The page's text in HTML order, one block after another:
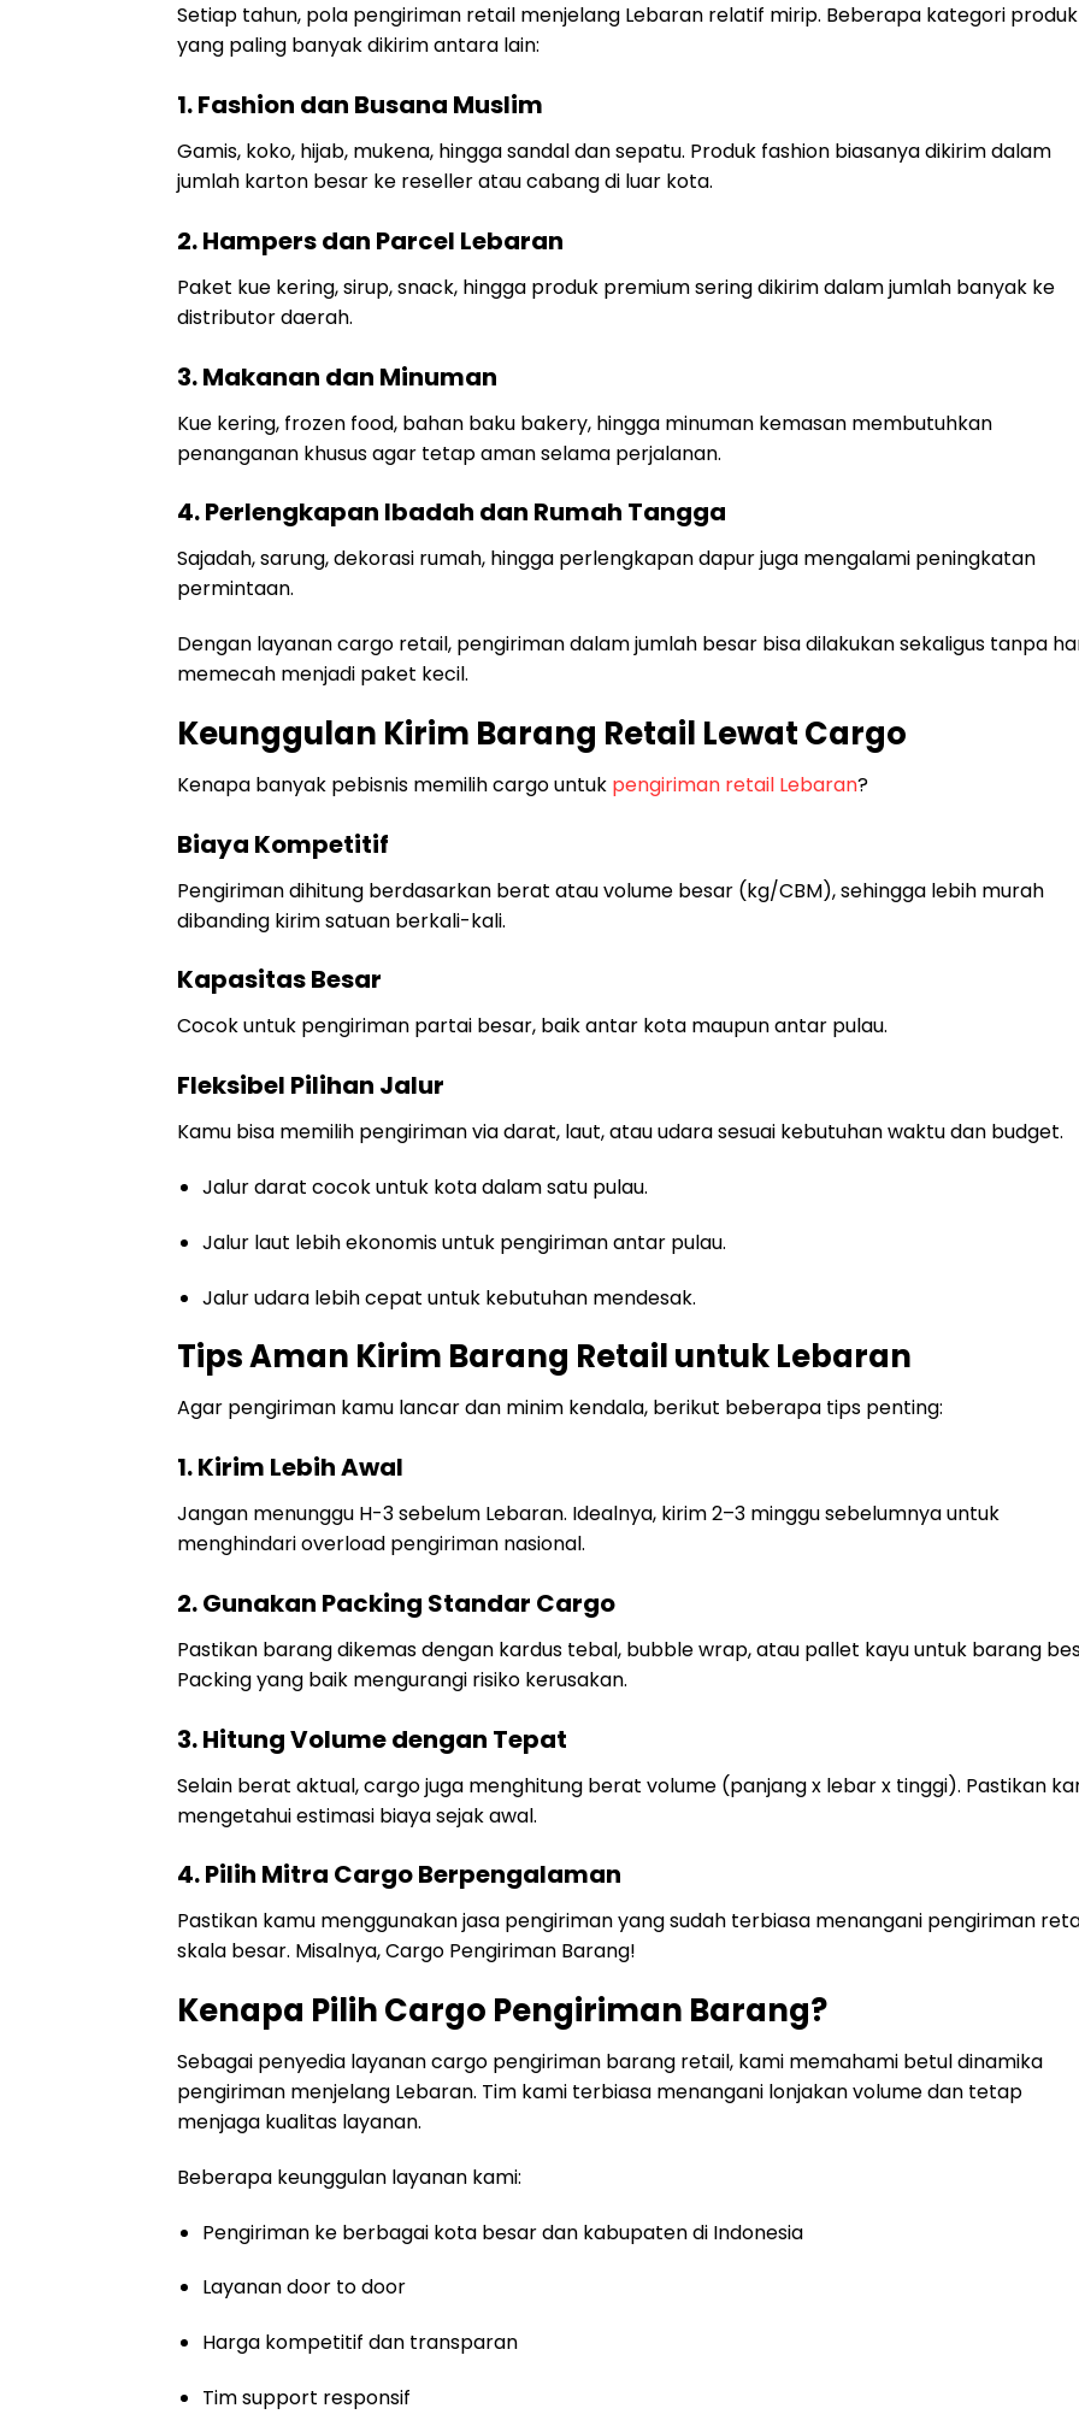
Setiap tahun, pola pengiriman retail menjelang Lebaran relatif mirip. Beberapa kategori produk
yang paling banyak dikirim antara lain:
1. Fashion dan Busana Muslim
Gamis, koko, hijab, mukena, hingga sandal dan sepatu. Produk fashion biasanya dikirim dalam
jumlah karton besar ke reseller atau cabang di luar kota.
2. Hampers dan Parcel Lebaran
Paket kue kering, sirup, snack, hingga produk premium sering dikirim dalam jumlah banyak ke
distributor daerah.
3. Makanan dan Minuman
Kue kering, frozen food, bahan baku bakery, hingga minuman kemasan membutuhkan
penanganan khusus agar tetap aman selama perjalanan.
4. Perlengkapan Ibadah dan Rumah Tangga
Sajadah, sarung, dekorasi rumah, hingga perlengkapan dapur juga mengalami peningkatan
permintaan.
Dengan layanan cargo retail, pengiriman dalam jumlah besar bisa dilakukan sekaligus tanpa
memecah menjadi paket kecil.
Keunggulan Kirim Barang Retail Lewat Cargo
Kenapa banyak pebisnis memilih cargo untuk pengiriman retail Lebaran?
Biaya Kompetitif
Pengiriman dihitung berdasarkan berat atau volume besar (kg/CBM), sehingga lebih murah
dibanding kirim satuan berkali-kali.
Kapasitas Besar
Cocok untuk pengiriman partai besar, baik antar kota maupun antar pulau.
Fleksibel Pilihan Jalur
Kamu bisa memilih pengiriman via darat, laut, atau udara sesuai kebutuhan waktu dan budget.
Jalur darat cocok untuk kota dalam satu pulau.
Jalur laut lebih ekonomis untuk pengiriman antar pulau.
Jalur udara lebih cepat untuk kebutuhan mendesak.
Tips Aman Kirim Barang Retail untuk Lebaran
Agar pengiriman kamu lancar dan minim kendala, berikut beberapa tips penting:
1. Kirim Lebih Awal
Jangan menunggu H-3 sebelum Lebaran. Idealnya, kirim 2–3 minggu sebelumnya untuk
menghindari overload pengiriman nasional.
2. Gunakan Packing Standar Cargo
Pastikan barang dikemas dengan kardus tebal, bubble wrap, atau pallet kayu untuk barang
Packing yang baik mengurangi risiko kerusakan.
3. Hitung Volume dengan Tepat
Selain berat aktual, cargo juga menghitung berat volume (panjang x lebar x tinggi). Pastikan
mengetahui estimasi biaya sejak awal.
4. Pilih Mitra Cargo Berpengalaman
Pastikan kamu menggunakan jasa pengiriman yang sudah terbiasa menangani pengiriman
skala besar. Misalnya, Cargo Pengiriman Barang!
Kenapa Pilih Cargo Pengiriman Barang?
Sebagai penyedia layanan cargo pengiriman barang retail, kami memahami betul dinamika
pengiriman menjelang Lebaran. Tim kami terbiasa menangani lonjakan volume dan tetap
menjaga kualitas layanan.
Beberapa keunggulan layanan kami:
Pengiriman ke berbagai kota besar dan kabupaten di Indonesia
Layanan door to door
Harga kompetitif dan transparan
Tim support responsif